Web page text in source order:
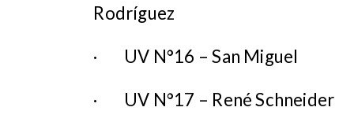
Rodríguez
· UV N°16 – San Miguel
· UV N°17 – René Schneider